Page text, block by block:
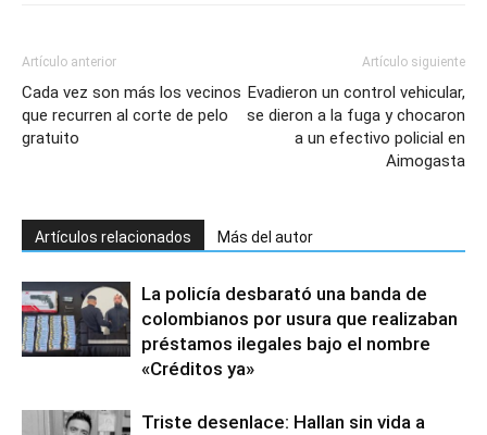
Artículo anterior
Cada vez son más los vecinos
que recurren al corte de pelo
gratuito
Artículo siguiente
Evadieron un control vehicular,
se dieron a la fuga y chocaron
a un efectivo policial en
Aimogasta
Artículos relacionados Más del autor
La policía desbarató una banda de
colombianos por usura que realizaban
préstamos ilegales bajo el nombre
«Créditos ya»
Triste desenlace: Hallan sin vida a